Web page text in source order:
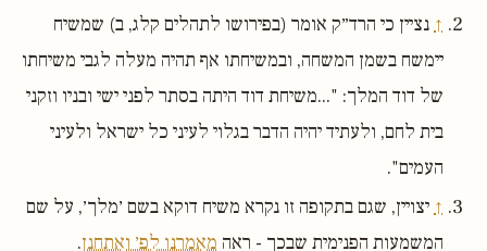
↑נציין כי הרד״ק אומר (בפירושו לתהלים קלג, ב) שמשיח
יימשח בשמן המשחה, ובמשיחתו אף תהיה מעלה לגבי משיחתו
של דוד המלך: "...משיחת דוד היתה בסתר לפני ישי ובניו וזקני
בית לחם, ולעתיד יהיה הדבר בגלוי לעיני כל ישראל ולעיני
העמים".
↑יצויין, שגם בתקופה זו נקרא משיח דוקא בשם ׳מלך׳, על שם
המשמעות הפנימית שבכך - ראה מאמרנו לפ׳ ואתחנן.